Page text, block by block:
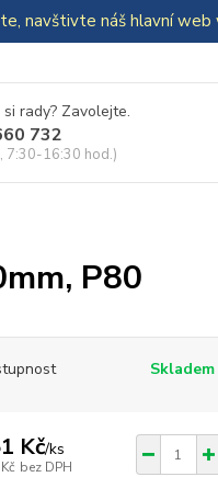
navštivte náš hlavní
rady? Zavolejte.
732
7:30-16:30 hod.)
P80
Skladem
Kč/ks
bez DPH